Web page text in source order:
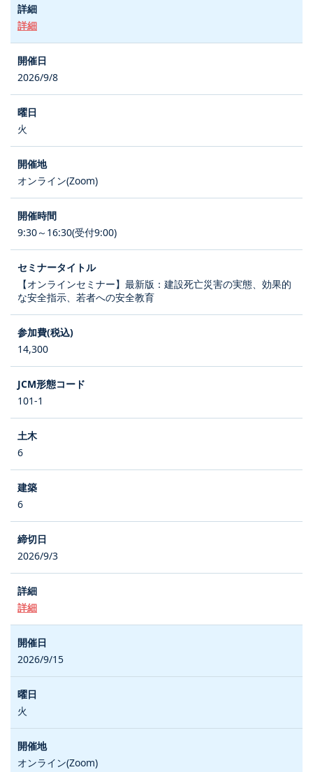
詳細
2026/9/8
火
オンライン(Zoom)
9:30～16:30(受付9:00)
【オンラインセミナー】最新版：建設死亡災害の実態、効果的
な安全指示、若者への安全教育
14,300
101-1
6
6
2026/9/3
詳細
2026/9/15
火
オンライン(Zoom)